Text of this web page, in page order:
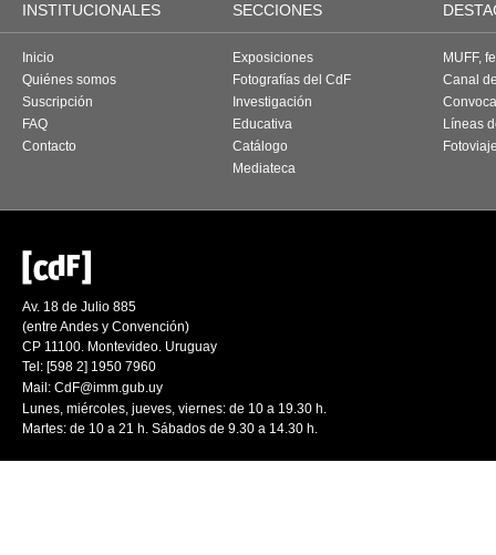
INSTITUCIONALES SECCIONES
Inicio
Quiénes somos
Suscripción
FAQ
Contacto
Exposiciones
Fotografías del CdF
Investigación
Educativa
Catálogo
Mediateca
MUFF,
Canal
Líneas
Av. 18 de Julio 885
(entre Andes y Convención)
CP 11100. Montevideo. Uruguay
Tel: [598 2] 1950 7960
Mail: CdF@imm.gub.uy
Lunes, miércoles, jueves, viernes: de 10 a 19.30 h.
Martes: de 10 a 21 h. Sábados de 9.30 a 14.30 h.